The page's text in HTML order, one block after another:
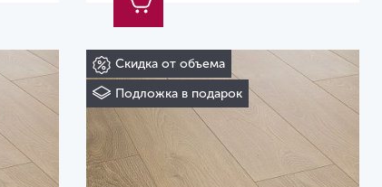
Скидка от объема
Подложка в подарок